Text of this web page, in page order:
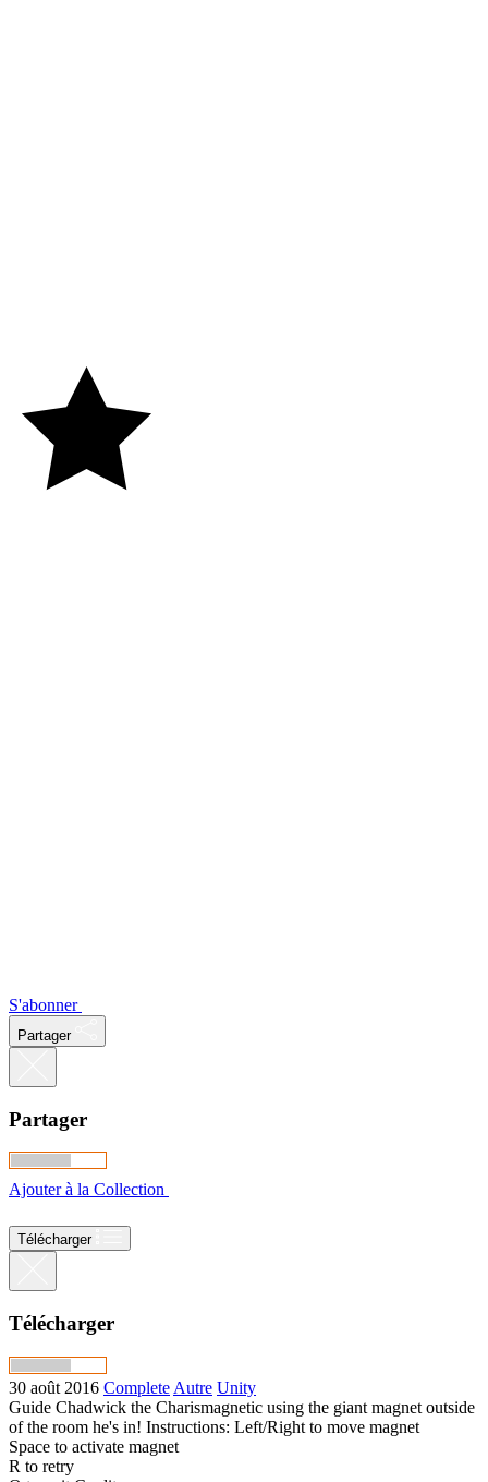
S'abonner
Partager
Partager
Ajouter à la Collection
Télécharger
Télécharger
30 août 2016 Complete Autre Unity
Guide Chadwick the Charismagnetic using the giant magnet outside
of the room he's in! Instructions: Left/Right to move magnet
Space to activate magnet
R to retry